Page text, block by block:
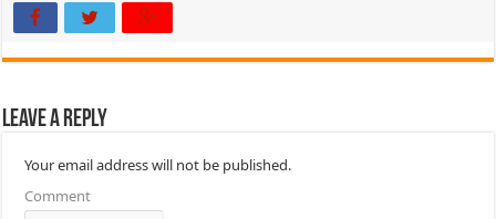
Leave a Reply
Your email address will not be published.
Comment